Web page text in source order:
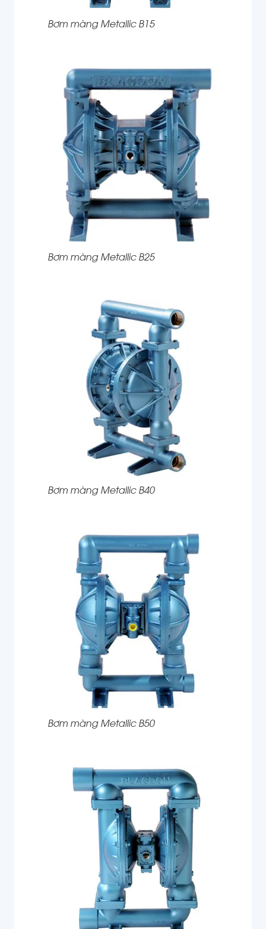
Bơm màng Metallic B15
Bơm màng Metallic B25
Bơm màng Metallic B40
Bơm màng Metallic B50